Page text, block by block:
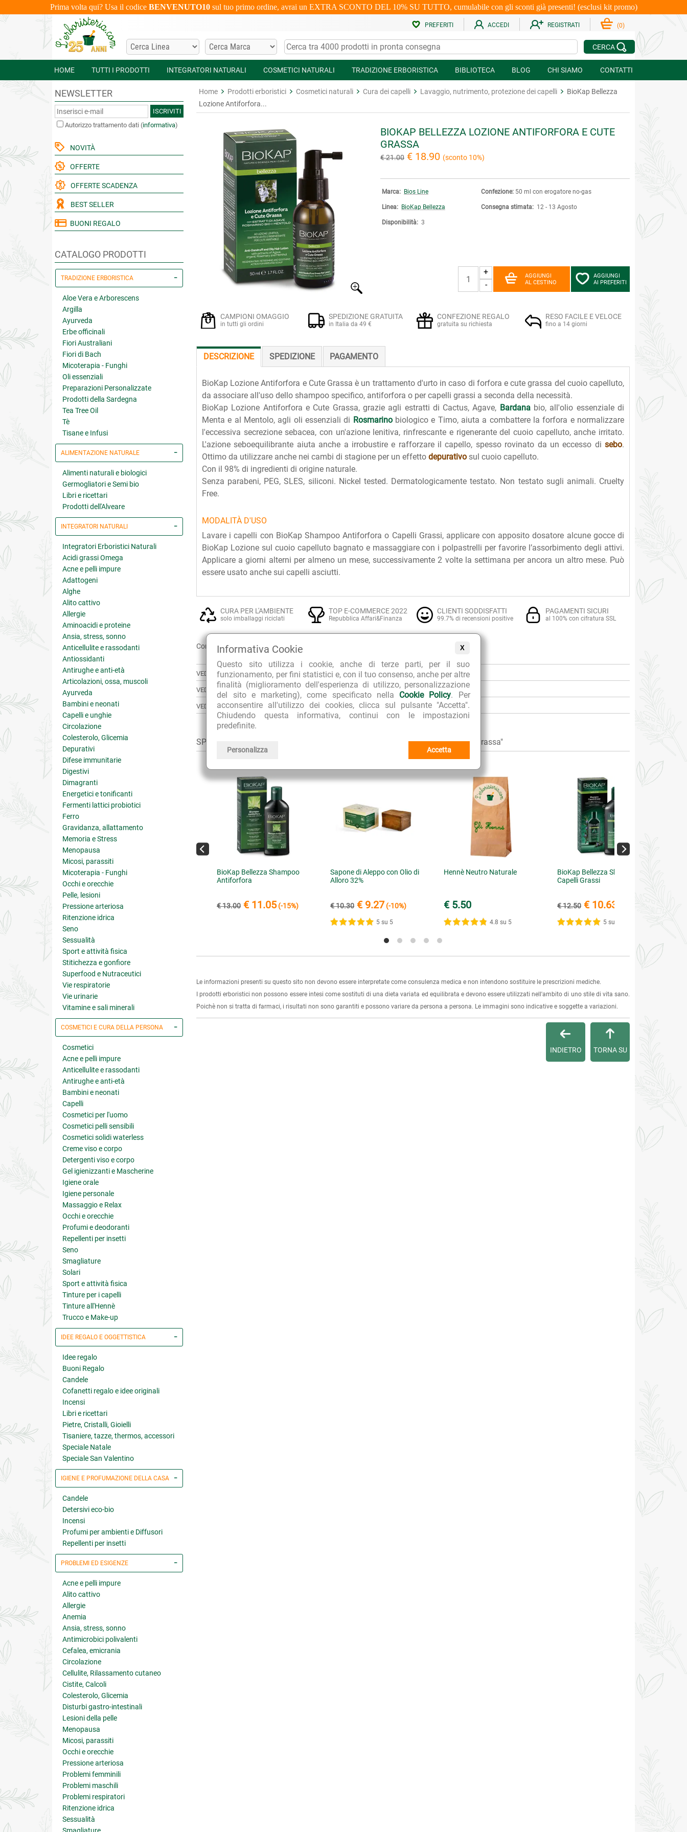
X
Informativa Cookie
Questo sito utilizza i cookie, anche di terze parti, per il suo
funzionamento, per fini statistici e, con il tuo consenso, anche per altre
finalità (miglioramento dell'esperienza di utilizzo, personalizzazione
del sito e marketing), come specificato nella Cookie Policy. Per
acconsentire all'utilizzo dei cookies, clicca sul pulsante "Accetta".
Chiudendo questa informativa, continui con le impostazioni
predefinite.
Personalizza Accetta
Prima volta qui? Usa il codice BENVENUTO10sul tuo primo ordine, avrai un EXTRA SCONTO DEL 10% SU TUTTO, cumulabile con gli sconti già presenti! (esclusi kit promo)
PREFERITI ACCEDI REGISTRATI (0)
CERCA
HOME TUTTI I PRODOTTI INTEGRATORI NATURALI COSMETICI NATURALI TRADIZIONE ERBORISTICA BIBLIOTECA BLOG CHI SIAMO CONTATTI
NEWSLETTER
ISCRIVITI
Autorizzo trattamento dati (informativa)
NOVITÀ
OFFERTE
OFFERTE SCADENZA
BEST SELLER
BUONI REGALO
CATALOGO PRODOTTI
TRADIZIONE ERBORISTICA
Aloe Vera e Arborescens
Argilla
Ayurveda
Erbe officinali
Fiori Australiani
Fiori di Bach
Micoterapia - Funghi
Oli essenziali
Preparazioni Personalizzate
Prodotti della Sardegna
Tea Tree Oil
Tè
Tisane e Infusi
ALIMENTAZIONE NATURALE
Alimenti naturali e biologici
Germogliatori e Semi bio
Libri e ricettari
Prodotti dell'Alveare
INTEGRATORI NATURALI
Integratori Erboristici Naturali
Acidi grassi Omega
Acne e pelli impure
Adattogeni
Alghe
Alito cattivo
Allergie
Aminoacidi e proteine
Ansia, stress, sonno
Anticellulite e rassodanti
Antiossidanti
Antirughe e anti-età
Articolazioni, ossa, muscoli
Ayurveda
Bambini e neonati
Capelli e unghie
Circolazione
Colesterolo, Glicemia
Depurativi
Difese immunitarie
Digestivi
Dimagranti
Energetici e tonificanti
Fermenti lattici probiotici
Ferro
Gravidanza, allattamento
Memoria e Stress
Menopausa
Micosi, parassiti
Micoterapia - Funghi
Occhi e orecchie
Pelle, lesioni
Pressione arteriosa
Ritenzione idrica
Seno
Sessualità
Sport e attività fisica
Stitichezza e gonfiore
Superfood e Nutraceutici
Vie respiratorie
Vie urinarie
Vitamine e sali minerali
COSMETICI E CURA DELLA PERSONA
Cosmetici
Acne e pelli impure
Anticellulite e rassodanti
Antirughe e anti-età
Bambini e neonati
Capelli
Cosmetici per l'uomo
Cosmetici pelli sensibili
Cosmetici solidi waterless
Creme viso e corpo
Detergenti viso e corpo
Gel igienizzanti e Mascherine
Igiene orale
Igiene personale
Massaggio e Relax
Occhi e orecchie
Profumi e deodoranti
Repellenti per insetti
Seno
Smagliature
Solari
Sport e attività fisica
Tinture per i capelli
Tinture all'Hennè
Trucco e Make-up
IDEE REGALO E OGGETTISTICA
Idee regalo
Buoni Regalo
Candele
Cofanetti regalo e idee originali
Incensi
Libri e ricettari
Pietre, Cristalli, Gioielli
Tisaniere, tazze, thermos, accessori
Speciale Natale
Speciale San Valentino
IGIENE E PROFUMAZIONE DELLA CASA
Candele
Detersivi eco-bio
Incensi
Profumi per ambienti e Diffusori
Repellenti per insetti
PROBLEMI ED ESIGENZE
Acne e pelli impure
Alito cattivo
Allergie
Anemia
Ansia, stress, sonno
Antimicrobici polivalenti
Cefalea, emicrania
Circolazione
Cellulite, Rilassamento cutaneo
Cistite, Calcoli
Colesterolo, Glicemia
Disturbi gastro-intestinali
Lesioni della pelle
Menopausa
Micosi, parassiti
Occhi e orecchie
Pressione arteriosa
Problemi femminili
Problemi maschili
Problemi respiratori
Ritenzione idrica
Sessualità
Home Prodotti erboristici Cosmetici naturali Cura dei capelli Lavaggio, nutrimento, protezione dei capelli
BioKap Bellezza
Lozione Antiforfora...
BIOKAP BELLEZZA LOZIONE ANTIFORFORA E CUTE
GRASSA
€ 21.00 € 18.90 (sconto 10%)
Marca: Bios Line
Linea: BioKap Bellezza
Disponibilità: 3
Confezione: 50 ml con erogatore no-gas
Consegna stimata: 12 - 13 Agosto
+
-
AGGIUNGI
AL CESTINO
AGGIUNGI
AI PREFERITI
CAMPIONI OMAGGIO
in tutti gli ordini
SPEDIZIONE GRATUITA
in Italia da 49 €
CONFEZIONE REGALO
gratuita su richiesta
RESO FACILE E VELOCE
fino a 14 giorni
DESCRIZIONE SPEDIZIONE PAGAMENTO
BioKap Lozione Antiforfora e Cute Grassa è un trattamento d'urto in caso di forfora e cute grassa del cuoio capelluto,
da associare all'uso dello shampoo specifico, antiforfora o per capelli grassi a seconda della necessità.
BioKap Lozione Antiforfora e Cute Grassa, grazie agli estratti di Cactus, Agave, Bardanabio, all'olio essenziale di
Menta e al Mentolo, agli oli essenziali di Rosmarinobiologico e Timo, aiuta a combattere la forfora e normalizzare
l'eccessiva secrezione sebacea, con un'azione lenitiva, rinfrescante e rigenerante del cuoio capelluto, anche irritato.
L'azione seboequilibrante aiuta anche a irrobustire e rafforzare il capello, spesso rovinato da un eccesso di sebo.
Ottimo da utilizzare anche nei cambi di stagione per un effetto depurativo sul cuoio capelluto.
Con il 98% di ingredienti di origine naturale.
Senza parabeni, PEG, SLES, siliconi. Nickel tested. Dermatologicamente testato. Non testato sugli animali. Cruelty
Free.
MODALITÀ D'USO
Lavare i capelli con BioKap Shampoo Antiforfora o Capelli Grassi, applicare con apposito dosatore alcune gocce di
BioKap Lozione sul cuoio capelluto bagnato e massaggiare con i polpastrelli per favorire l’assorbimento degli attivi.
Applicare a giorni alterni per almeno un mese, successivamente 2 volte la settimana per ancora un altro mese. Può
essere usato anche sui capelli asciutti.
CURA PER L'AMBIENTE
solo imballaggi riciclati
TOP E-COMMERCE 2022
Repubblica Affari&Finanza
CLIENTI SODDISFATTI
99.7% di recensioni positive
PAGAMENTI SICURI
al 100% con cifratura SSL
Condividi:
VEDI ANCHE: Prodotti naturali per i capelli
VEDI TUTTI I PRODOTTI: Bios Line
VEDI TUTTI I PRODOTTI DELLA LINEA: BioKap Bellezza
SPESSO ACQUISTATI INSIEME A "BioKap Bellezza Lozione Antiforfora e Cute Grassa"
BioKap Bellezza Shampoo
Antiforfora
€ 13.00 € 11.05(-15%)
Sapone di Aleppo con Olio di
Alloro 32%
€ 10.30 € 9.27 (-10%)
5 su 5
Hennè Neutro Naturale
€ 5.50
4.8 su 5
BioKap Bellezza Shampoo
Capelli Grassi
€ 12.50 € 10.63
5 su 5
Periplo Lozione Deodorante
€ 13.90
Le informazioni presenti su questo sito non devono essere interpretate come consulenza medica e non intendono sostituire le prescrizioni mediche.
I prodotti erboristici non possono essere intesi come sostituti di una dieta variata ed equilibrata e devono essere utilizzati nell'ambito di uno stile di vita sano.
Poichè non si tratta di farmaci, i risultati non sono garantiti e possono variare da persona a persona. Le immagini sono indicative e soggette a variazioni.
TORNA SU
INDIETRO